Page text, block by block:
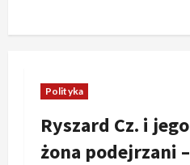
Polityka
Ryszard Cz. i jego
żona podejrzani –